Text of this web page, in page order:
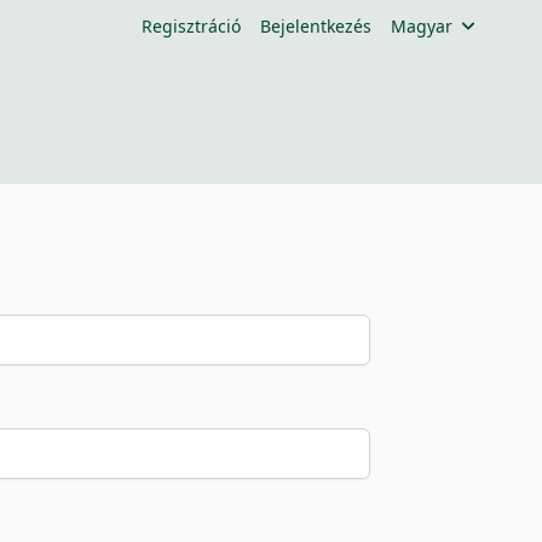
Regisztráció Bejelentkezés Magyar